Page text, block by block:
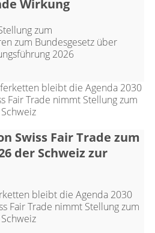
Wirkung
zum
zum Bundesgesetz über
2026
Swiss Fair Trade zum
der Schweiz zur
bleibt die Agenda 2030
Fair Trade nimmt Stellung zum